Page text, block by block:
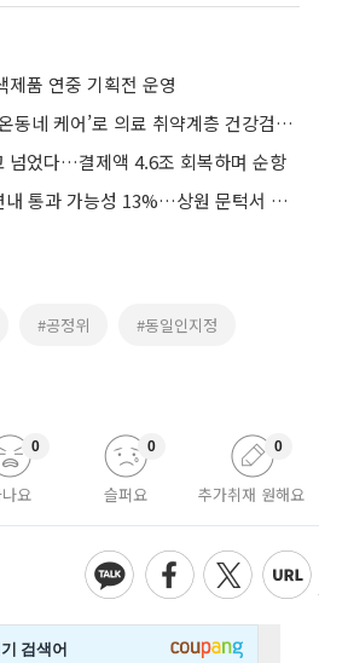
제품 연중 기획전 운영
쿠팡, 충북 단양서 ‘온동네 케어’로 의료 취약계층 건강검진 지원
넘었다…결제액 4.6조 회복하며 순항
美 클래리티 법안 연내 통과 가능성 13%…상원 문턱서 제동
#공정위 #동일인지정
요
0
슬퍼요
0
추가취재 원해요
0